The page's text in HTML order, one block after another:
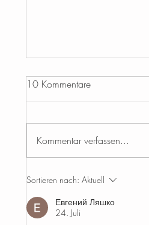
Fotoshooting: "ICH
“Ich hab noch nie vor einer
gestanden - ich kann
10 Kommentare
Kommentar verfassen...
Sortieren nach: Aktuell
Евгений Ляшко
24. Juli